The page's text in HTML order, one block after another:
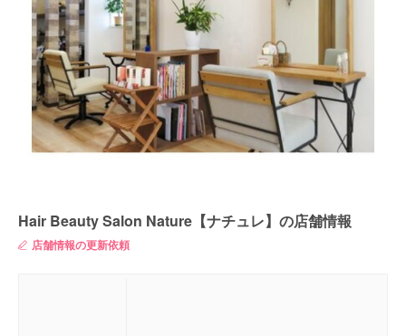
Hair Beauty Salon Nature【ナチュレ】の店舗情報
店舗情報の更新依頼